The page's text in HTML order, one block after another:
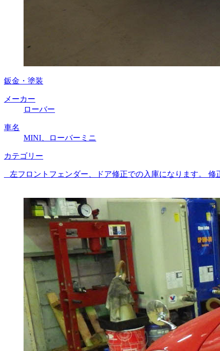
鈑金・塗装
メーカー
ローバー
車名
MINI、ローバーミニ
カテゴリー
左フロントフェンダー、ドア修正での入庫になります。